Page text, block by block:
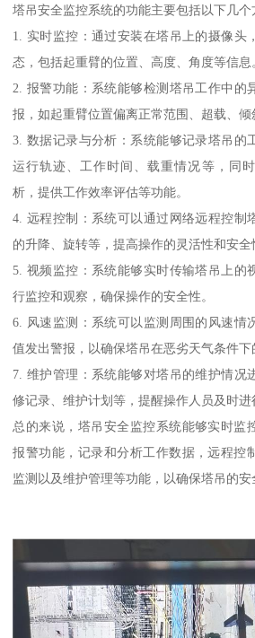
塔吊安全监控系统的功能主要包括以下几个
1. 实时监控：通过安装在塔吊上的摄像头
态，包括起重臂的位置、高度、角度等信息
2. 报警功能：系统能够检测塔吊工作中的
报，如起重臂位置偏离正常范围、超载、倾
3. 数据记录与分析：系统能够记录塔吊的
运行轨迹、工作时间、载重情况等，同
析，提供工作效率评估等功能。
4. 远程控制：系统可以通过网络远程控制
的升降、旋转等，提高操作的灵活性和安全
5. 视频监控：系统能够实时传输塔吊上的
行监控和观察，确保操作的安全性。
6. 风速监测：系统可以监测周围的风速情
值发出警报，以确保塔吊在恶劣天气条件下
7. 维护管理：系统能够对塔吊的维护情况
修记录、维护计划等，提醒操作人员及时进
总的来说，塔吊安全监控系统能够实时监
报警功能，记录和分析工作数据，远程控
监测以及维护管理等功能，以确保塔吊的安